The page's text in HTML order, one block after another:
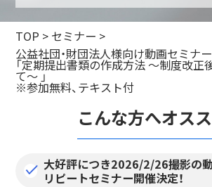
TOP > セミナー >
公益社団・財団法人様向け動画セミナー
「定期提出書類の作成方法 ～制度改正
て～ 」
※参加無料、テキスト付
こんな方へオスス
大好評につき2026/2/26撮影の
リピートセミナー開催決定！